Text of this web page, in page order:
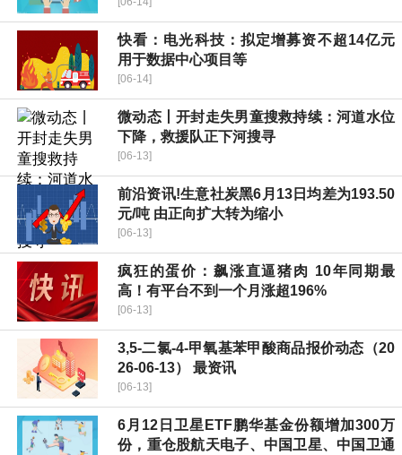
快看：电光科技：拟定增募资不超14亿元
用于数据中心项目等
[06-14]
微动态丨开封走失男童搜救持续：河道水位
下降，救援队正下河搜寻
[06-13]
前沿资讯!生意社炭黑6月13日均差为193.50
元/吨 由正向扩大转为缩小
[06-13]
疯狂的蛋价：飙涨直逼猪肉 10年同期最
高！有平台不到一个月涨超196%
[06-13]
3,5-二氯-4-甲氧基苯甲酸商品报价动态（20
26-06-13） 最资讯
[06-13]
6月12日卫星ETF鹏华基金份额增加300万
份，重仓股航天电子、中国卫星、中国卫通